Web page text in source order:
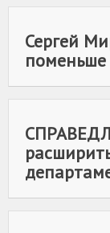
Сергей
поменьше